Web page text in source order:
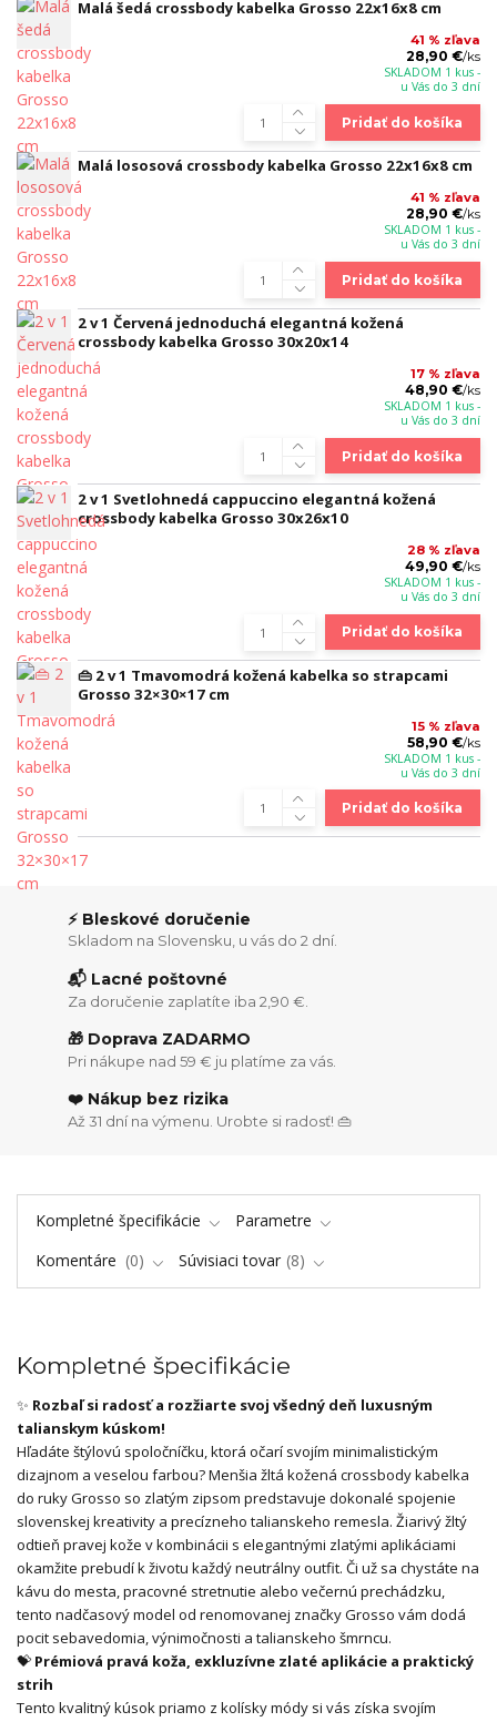
Malá šedá crossbody kabelka Grosso 22x16x8 cm
41 % zľava
28,90 €/ks
SKLADOM 1 kus -
u Vás do 3 dní
Pridať do košíka
Malá lososová crossbody kabelka Grosso 22x16x8 cm
41 % zľava
28,90 €/ks
SKLADOM 1 kus -
u Vás do 3 dní
Pridať do košíka
2 v 1 Červená jednoduchá elegantná kožená
crossbody kabelka Grosso 30x20x14
17 % zľava
48,90 €/ks
SKLADOM 1 kus -
u Vás do 3 dní
Pridať do košíka
2 v 1 Svetlohnedá cappuccino elegantná kožená
crossbody kabelka Grosso 30x26x10
28 % zľava
49,90 €/ks
SKLADOM 1 kus -
u Vás do 3 dní
Pridať do košíka
👜 2 v 1 Tmavomodrá kožená kabelka so strapcami
Grosso 32×30×17 cm
15 % zľava
58,90 €/ks
SKLADOM 1 kus -
u Vás do 3 dní
Pridať do košíka
⚡ Bleskové doručenie
Skladom na Slovensku, u vás do 2 dní.
📬 Lacné poštovné
Za doručenie zaplatíte iba 2,90 €.
🎁 Doprava ZADARMO
Pri nákupe nad 59 € ju platíme za vás.
❤️ Nákup bez rizika
Až 31 dní na výmenu. Urobte si radosť! 👜
Kompletné špecifikácie
Parametre
Komentáre
0 Súvisiaci tovar 8
Kompletné špecifikácie
✨ Rozbaľ si radosť a rozžiarte svoj všedný deň luxusným
talianskym kúskom!
Hľadáte štýlovú spoločníčku, ktorá očarí svojím minimalistickým
dizajnom a veselou farbou? Menšia žltá kožená crossbody kabelka
do ruky Grosso so zlatým zipsom predstavuje dokonalé spojenie
slovenskej kreativity a precízneho talianskeho remesla. Žiarivý žltý
odtieň pravej kože v kombinácii s elegantnými zlatými aplikáciami
okamžite prebudí k životu každý neutrálny outfit. Či už sa chystáte na
kávu do mesta, pracovné stretnutie alebo večernú prechádzku,
tento nadčasový model od renomovanej značky Grosso vám dodá
pocit sebavedomia, výnimočnosti a talianskeho šmrncu.
💝Prémiová pravá koža, exkluzívne zlaté aplikácie a praktický
strih
Tento kvalitný kúsok priamo z kolísky módy si vás získa svojím